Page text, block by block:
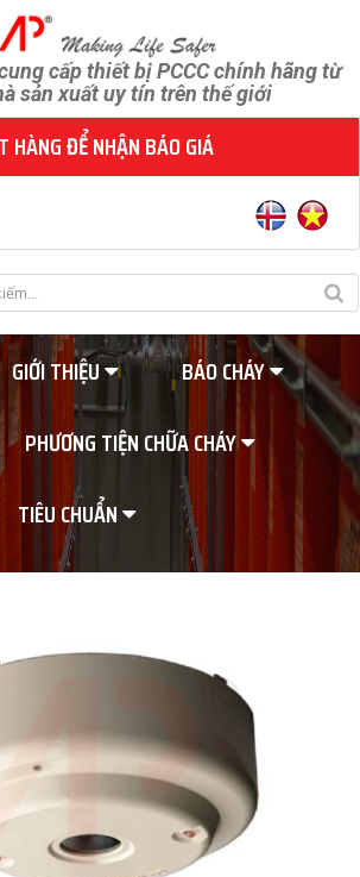
cấp thiết bị PCCC chính hãng từ
sản xuất uy tín trên thế giới
HÀNG ĐỂ NHẬN BÁO GIÁ
GIỚI THIỆU
BÁO CHÁY
PHƯƠNG TIỆN CHỮA CHÁY
TIÊU CHUẨN